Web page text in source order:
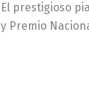
El prestigioso
y Premio